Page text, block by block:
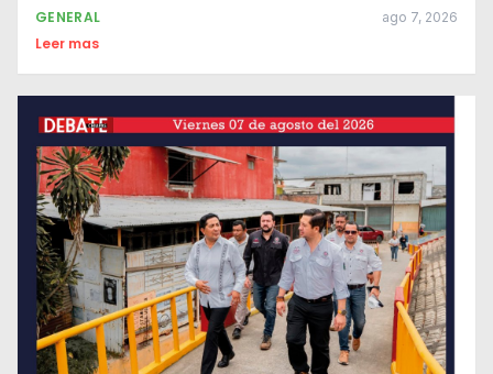
GENERAL ago 7, 2026
Leer mas